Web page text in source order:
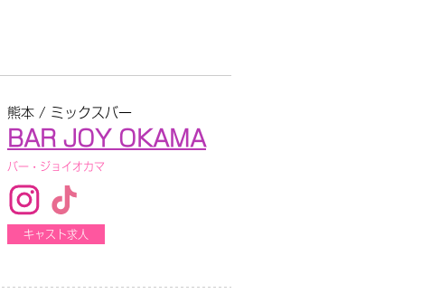
熊本 / ミックスバー
BAR JOY OKAMA
バー・ジョイオカマ
キャスト求人